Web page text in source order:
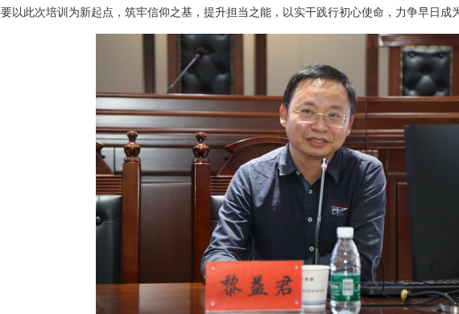
以此次培训为新起点，筑牢信仰之基，提升担当之能，以实干践行初心使命，力争早日成